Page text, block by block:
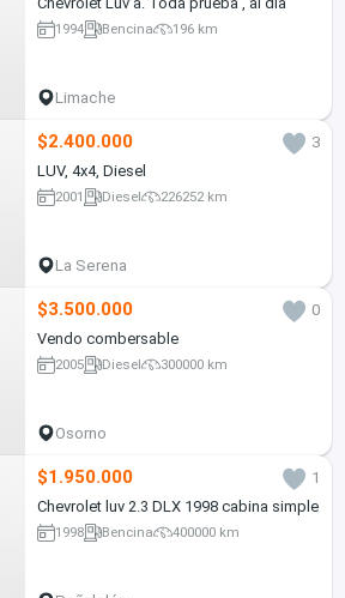
1994 Bencina 196 km
Limache
$2.400.000
3
LUV, 4x4, Diesel
2001 Diesel 226252 km
La Serena
$3.500.000
0
Vendo combersable
2005 Diesel 300000 km
Osorno
$1.950.000
1
Chevrolet luv 2.3 DLX 1998 cabina simple
1998 Bencina 400000 km